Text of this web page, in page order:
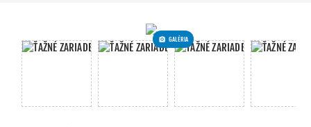
GALÉRIA